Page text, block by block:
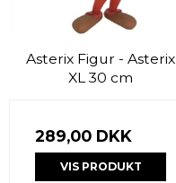
Asterix Figur - Asterix
XL 30 cm
289,00 DKK
VIS PRODUKT